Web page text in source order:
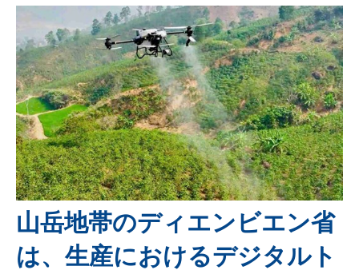
山岳地帯のディエンビエン省
は、生産におけるデジタルト